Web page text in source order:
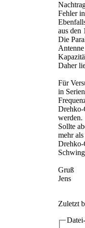
Fehler
aus den
Die
Daher
Für
in
Drehko-
werden.
Sollte
mehr
Drehko-
Gruß
Jens
Zuletzt